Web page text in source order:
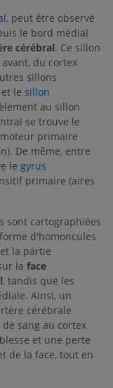
, peut être observé
le bord médial
cérébral. Ce sillon
du cortex
sillons
le sillon
au sillon
se trouve le
primaire
De même, entre
le gyrus
primaire (aires
sont cartographiées
d'homoncules
la partie
la face
, tandis que les
Ainsi, un
cérébrale
sang au cortex
et une perte
de la face, tout en